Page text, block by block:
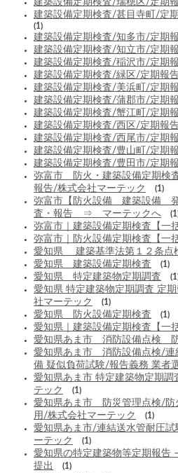
建築設備定期検査/瑞穂区/定期
建築設備定期検査/甚目寺町/定
(1)
建築設備定期検査/知多市/定期
建築設備定期検査/知立市/定期
建築設備定期検査/稲沢市/定期
建築設備定期検査/緑区/定期報
建築設備定期検査/美浜町/定期
建築設備定期検査/蒲郡市/定期
建築設備定期検査/蟹江町/定期
建築設備定期検査/西区/定期報
建築設備定期検査/西尾市/定期
建築設備定期検査/豊山町/定期
建築設備定期検査/豊田市/定期
弥富市 防火・建築設備定期検
報告/株式会社マーテック
(1)
弥富市【防火設備 建築設備
査・報告 ⇒ マーテックへ
弥富市｜建築設備定期検査【一
弥富市｜防火設備定期検査【一
愛知県 建築基準法第１２条
愛知県 建築設備定期検査 (1)
愛知県 特定建築物定期調査
愛知県 特定建築物定期調査 定
社マーテック
(1)
愛知県 防火設備定期検査 (1)
愛知県｜建築設備定期検査【一
愛知県あま市 消防設備点検
愛知県あま市 消防設備点検/連
備 疑似負荷試験/報告義務 業者
愛知県あま市 特定建築物定期調
テック
(1)
愛知県あま市 防災管理点検/防
用/株式会社マーテック
(1)
愛知県あま市/連結送水管耐圧
ーテック
(1)
愛知県の特定建築物等定期報告
提出
(1)